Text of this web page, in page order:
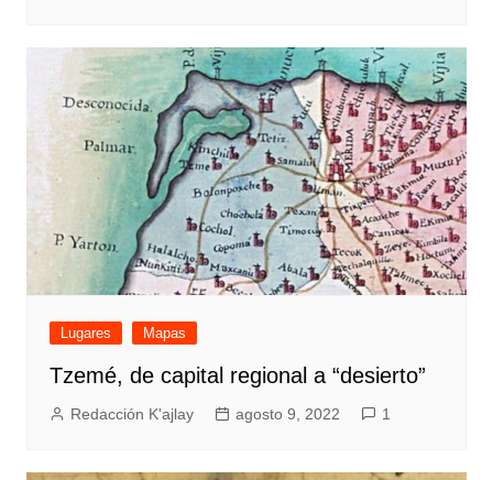
Lugares Mapas
Tzemé, de capital regional a “desierto”
Redacción K'ajlay agosto 9, 2022 1